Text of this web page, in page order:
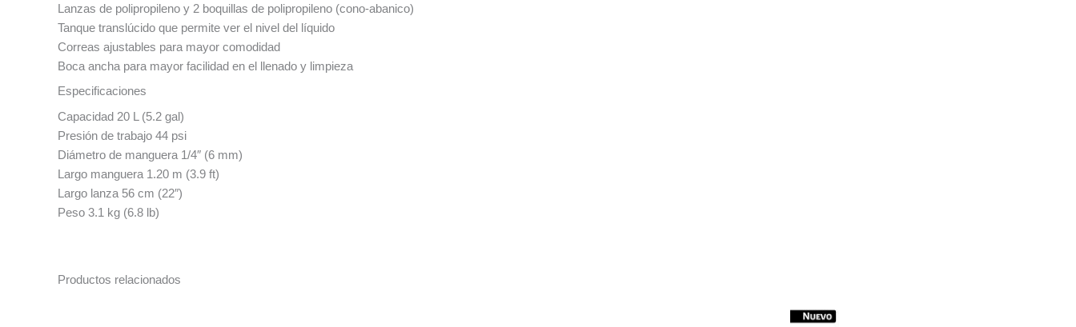
Lanzas de polipropileno y 2 boquillas de polipropileno (cono-abanico)
Tanque translúcido que permite ver el nivel del líquido
Correas ajustables para mayor comodidad
Boca ancha para mayor facilidad en el llenado y limpieza
Especificaciones
Capacidad 20 L (5.2 gal)
Presión de trabajo 44 psi
Diámetro de manguera 1/4″ (6 mm)
Largo manguera 1.20 m (3.9 ft)
Largo lanza 56 cm (22″)
Peso 3.1 kg (6.8 lb)
Productos relacionados